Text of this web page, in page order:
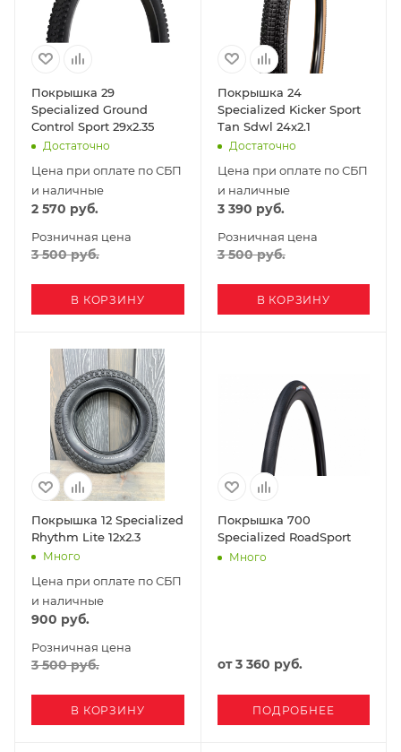
Покрышка 29
Specialized Ground
Control Sport 29x2.35
Достаточно
Цена при оплате по СБП
и наличные
2 570 руб.
Розничная цена
3 500руб.
В КОРЗИНУ
Покрышка 24
Specialized Kicker Sport
Tan Sdwl 24x2.1
Достаточно
Цена при оплате по СБП
и наличные
3 390 руб.
Розничная цена
3 500руб.
В КОРЗИНУ
Покрышка 12 Specialized
Rhythm Lite 12x2.3
Много
Цена при оплате по СБП
и наличные
900 руб.
Розничная цена
3 500руб.
В КОРЗИНУ
Покрышка 700
Specialized RoadSport
Много
от3 360 руб.
ПОДРОБНЕЕ